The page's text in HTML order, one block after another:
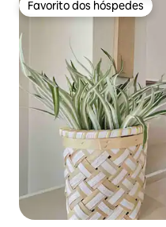
Favorito dos hóspedes
Favorito dos hóspedes